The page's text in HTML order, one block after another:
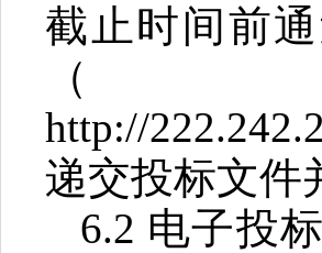
截止时间前
http://
递交投标文件
6.2 电子投